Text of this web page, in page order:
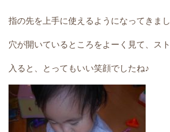
指の先を上手に使えるようになってきまし
穴が開いているところをよーく見て、スト
入ると、とってもいい笑顔でしたね♪